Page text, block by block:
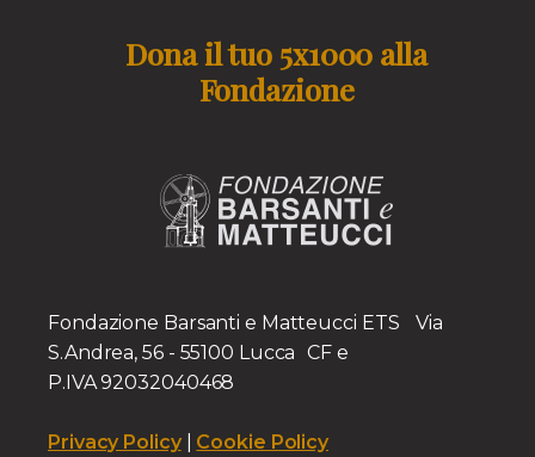
Dona il tuo 5x1000 alla
Fondazione
Fondazione Barsanti e Matteucci ETS Via
S.Andrea, 56 - 55100 Lucca CF e
P.IVA 92032040468
Privacy Policy| Cookie Policy